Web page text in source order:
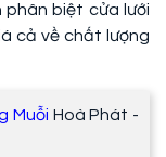
phân biệt cửa lưới
cả về chất lượng
Muỗi Hoà Phát -